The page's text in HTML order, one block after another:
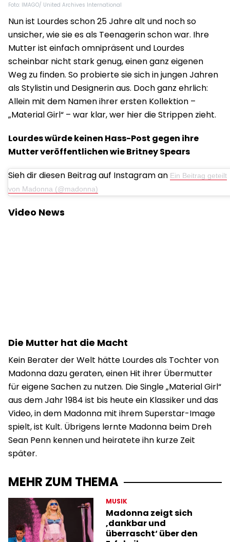
das sie 2003 veröffentlichte.
Foto: IMAGO/ United Archives International
Nun ist Lourdes schon 25 Jahre alt und noch so
unsicher, wie sie es als Teenagerin schon war. Ihre
Mutter ist einfach omnipräsent und Lourdes
scheinbar nicht stark genug, einen ganz eigenen
Weg zu finden. So probierte sie sich in jungen Jahren
als Stylistin und Designerin aus. Doch ganz ehrlich:
Allein mit dem Namen ihrer ersten Kollektion –
„Material Girl“ – war klar, wer hier die Strippen zieht.
Lourdes würde keinen Hass-Post gegen ihre
Mutter veröffentlichen wie Britney Spears
Sieh dir diesen Beitrag auf Instagram an Ein Beitrag geteilt
von Madonna (@madonna)
Video News
Die Mutter hat die Macht
Kein Berater der Welt hätte Lourdes als Tochter von
Madonna dazu geraten, einen Hit ihrer Übermutter
für eigene Sachen zu nutzen. Die Single „Material Girl“
aus dem Jahr 1984 ist bis heute ein Klassiker und das
Video, in dem Madonna mit ihrem Superstar-Image
spielt, ist Kult. Übrigens lernte Madonna beim Dreh
Sean Penn kennen und heiratete ihn kurze Zeit
später.
MEHR ZUM THEMA
MUSIK
Madonna zeigt sich
‚dankbar und
überrascht‘ über den